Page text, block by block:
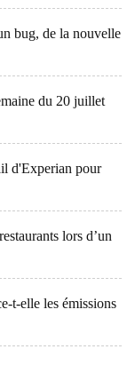
bug, de la nouvelle
du 20 juillet
d'Experian pour
lors d’un
t-elle les émissions